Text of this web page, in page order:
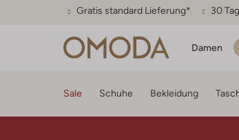
Gratis standard Lieferung* 30
Damen
Sale Schuhe Bekleidung